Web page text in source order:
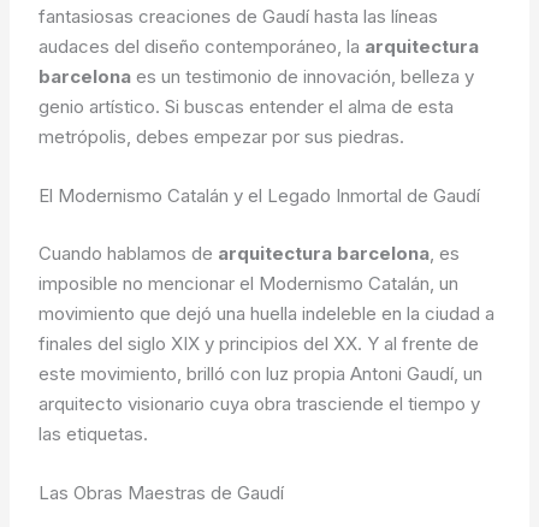
fantasiosas creaciones de Gaudí hasta las líneas
audaces del diseño contemporáneo, la arquitectura
barcelona es un testimonio de innovación, belleza y
genio artístico. Si buscas entender el alma de esta
metrópolis, debes empezar por sus piedras.
El Modernismo Catalán y el Legado Inmortal de Gaudí
Cuando hablamos de arquitectura barcelona, es
imposible no mencionar el Modernismo Catalán, un
movimiento que dejó una huella indeleble en la ciudad a
finales del siglo XIX y principios del XX. Y al frente de
este movimiento, brilló con luz propia Antoni Gaudí, un
arquitecto visionario cuya obra trasciende el tiempo y
las etiquetas.
Las Obras Maestras de Gaudí